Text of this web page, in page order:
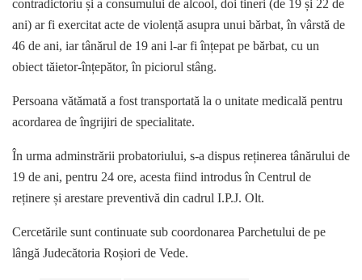
contradictoriu și a consumului de alcool, doi tineri (de 19 și 22 de
ani) ar fi exercitat acte de violență asupra unui bărbat, în vârstă de
46 de ani, iar tânărul de 19 ani l-ar fi înțepat pe bărbat, cu un
obiect tăietor-înțepător, în piciorul stâng.
Persoana vătămată a fost transportată la o unitate medicală pentru
acordarea de îngrijiri de specialitate.
În urma adminstrării probatoriului, s-a dispus reținerea tânărului de
19 de ani, pentru 24 ore, acesta fiind introdus în Centrul de
reținere și arestare preventivă din cadrul I.P.J. Olt.
Cercetările sunt continuate sub coordonarea Parchetului de pe
lângă Judecătoria Roșiori de Vede.